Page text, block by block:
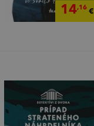
14,16€